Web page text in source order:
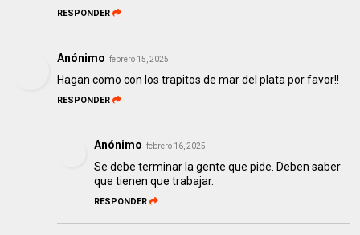
RESPONDER
Anónimo febrero 15, 2025
Hagan como con los trapitos de mar del plata por favor!!
RESPONDER
Anónimo febrero 16, 2025
Se debe terminar la gente que pide. Deben saber
que tienen que trabajar.
RESPONDER